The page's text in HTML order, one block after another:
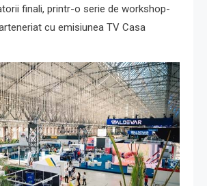
finali, printr-o serie de workshop-
cu emisiunea TV Casa